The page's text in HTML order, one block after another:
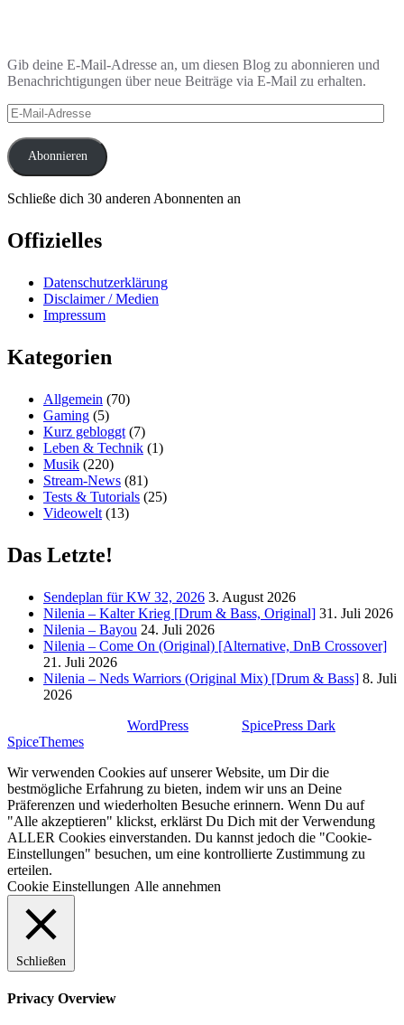
Gib deine E-Mail-Adresse an, um diesen Blog zu abonnieren und
Benachrichtigungen über neue Beiträge via E-Mail zu erhalten.
E-
Mail-
Adresse
Abonnieren
Schließe dich 30 anderen Abonnenten an
Offizielles
Datenschutzerklärung
Disclaimer / Medien
Impressum
Kategorien
Allgemein (70)
Gaming (5)
Kurz gebloggt (7)
Leben & Technik (1)
Musik (220)
Stream-News (81)
Tests & Tutorials (25)
Videowelt (13)
Das Letzte!
Sendeplan für KW 32, 2026 3. August 2026
Nilenia – Kalter Krieg [Drum & Bass, Original] 31. Juli 2026
Nilenia – Bayou 24. Juli 2026
Nilenia – Come On (Original) [Alternative, DnB Crossover]
21. Juli 2026
Nilenia – Neds Warriors (Original Mix) [Drum & Bass] 8. Juli
2026
WordPress SpicePress Dark
SpiceThemes
Wir verwenden Cookies auf unserer Website, um Dir die
bestmögliche Erfahrung zu bieten, indem wir uns an Deine
Präferenzen und wiederholten Besuche erinnern. Wenn Du auf
"Alle akzeptieren" klickst, erklärst Du Dich mit der Verwendung
ALLER Cookies einverstanden. Du kannst jedoch die "Cookie-
Einstellungen" besuchen, um eine kontrollierte Zustimmung zu
erteilen.
Cookie Einstellungen Alle annehmen
Schließen
Privacy Overview